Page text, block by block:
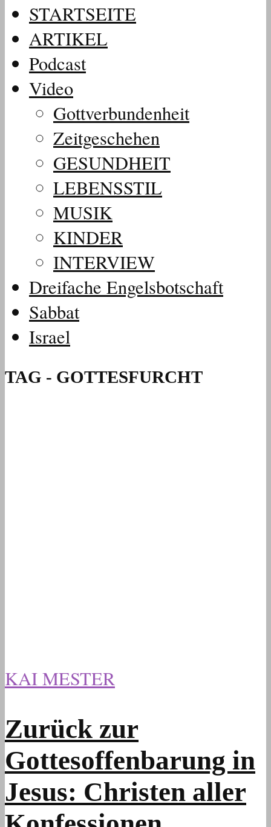
STARTSEITE
ARTIKEL
Podcast
Video
Gottverbundenheit
Zeitgeschehen
GESUNDHEIT
LEBENSSTIL
MUSIK
KINDER
INTERVIEW
Dreifache Engelsbotschaft
Sabbat
Israel
TAG - GOTTESFURCHT
KAI MESTER
Zurück zur
Gottesoffenbarung in
Jesus: Christen aller